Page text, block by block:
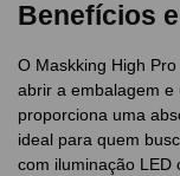
Benefícios
O Maskking High
abrir a embalagem e
proporciona uma
ideal para quem
com iluminação LED